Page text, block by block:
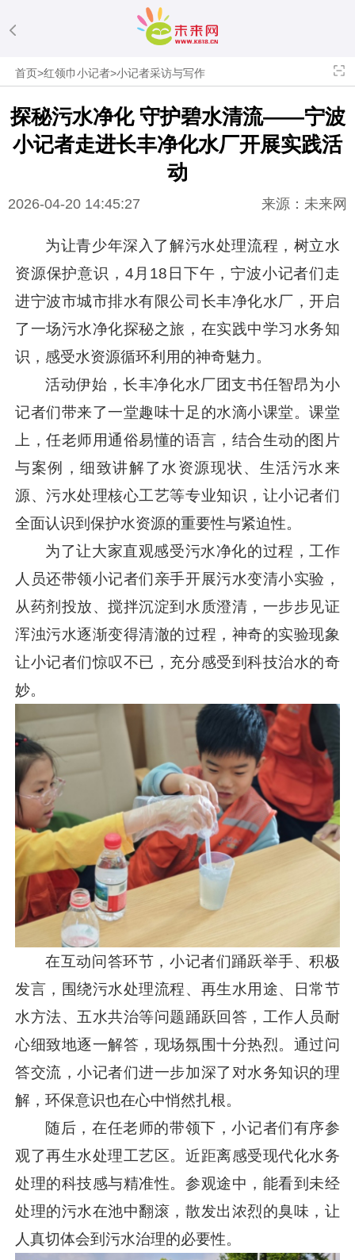
首页>红领巾小记者>小记者采访与写作
探秘污水净化 守护碧水清流——宁波
小记者走进长丰净化水厂开展实践活
动
2026-04-20 14:45:27 来源：未来网
为让青少年深入了解污水处理流程，树立水
资源保护意识，4月18日下午，宁波小记者们走
进宁波市城市排水有限公司长丰净化水厂，开启
了一场污水净化探秘之旅，在实践中学习水务知
识，感受水资源循环利用的神奇魅力。
活动伊始，长丰净化水厂团支书任智昂为小
记者们带来了一堂趣味十足的水滴小课堂。课堂
上，任老师用通俗易懂的语言，结合生动的图片
与案例，细致讲解了水资源现状、生活污水来
源、污水处理核心工艺等专业知识，让小记者们
全面认识到保护水资源的重要性与紧迫性。
为了让大家直观感受污水净化的过程，工作
人员还带领小记者们亲手开展污水变清小实验，
从药剂投放、搅拌沉淀到水质澄清，一步步见证
浑浊污水逐渐变得清澈的过程，神奇的实验现象
让小记者们惊叹不已，充分感受到科技治水的奇
妙。
在互动问答环节，小记者们踊跃举手、积极
发言，围绕污水处理流程、再生水用途、日常节
水方法、五水共治等问题踊跃回答，工作人员耐
心细致地逐一解答，现场氛围十分热烈。通过问
答交流，小记者们进一步加深了对水务知识的理
解，环保意识也在心中悄然扎根。
随后，在任老师的带领下，小记者们有序参
观了再生水处理工艺区。近距离感受现代化水务
处理的科技感与精准性。参观途中，能看到未经
处理的污水在池中翻滚，散发出浓烈的臭味，让
人真切体会到污水治理的必要性。